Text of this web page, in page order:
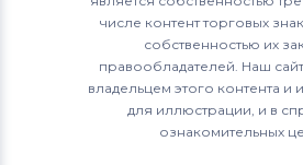
числе контент торговых
собственностью их
правообладателей. Наш
владельцем этого контента и
для иллюстрации, и в
ознакомительных